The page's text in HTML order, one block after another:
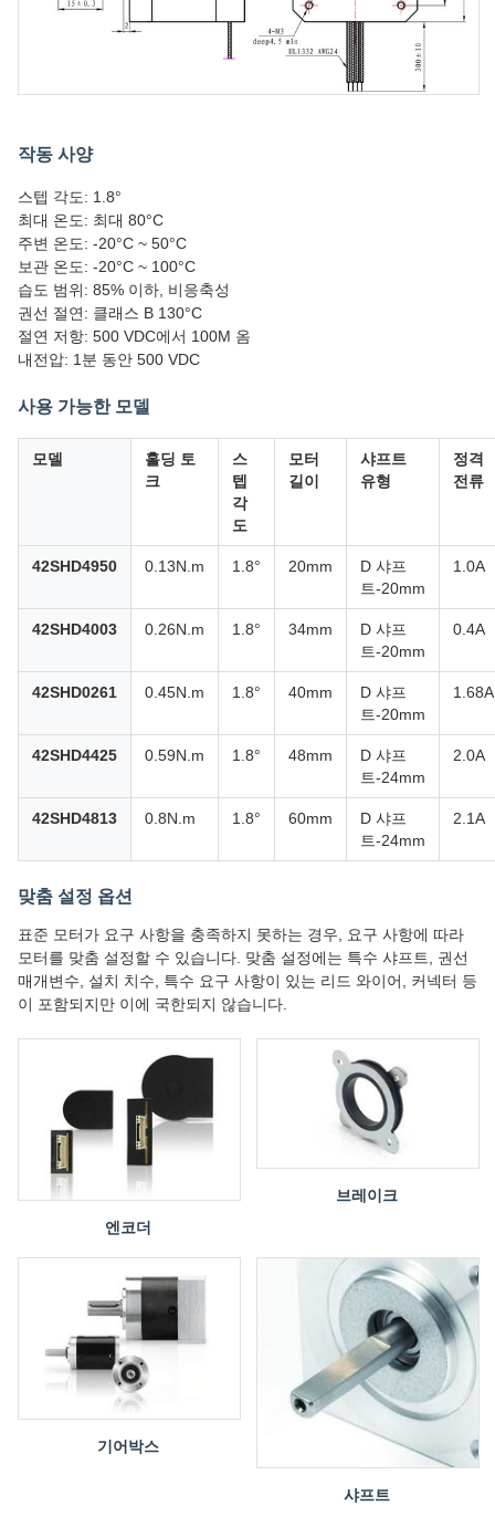
작동 사양
스텝 각도: 1.8°
최대 온도: 최대 80°C
주변 온도: -20°C ~ 50°C
보관 온도: -20°C ~ 100°C
습도 범위: 85% 이하, 비응축성
권선 절연: 클래스 B 130°C
절연 저항: 500 VDC에서 100M 옴
내전압: 1분 동안 500 VDC
사용 가능한 모델
모델
홀딩 토
크
스
텝
각
도
모터
길이
샤프트
유형
정격
전류
42SHD4950 0.13N.m 1.8° 20mm
D 샤프
트-20mm
1.0A
42SHD4003 0.26N.m 1.8° 34mm
D 샤프
트-20mm
0.4A
42SHD0261 0.45N.m 1.8° 40mm
D 샤프
트-20mm
1.68A
42SHD4425 0.59N.m 1.8° 48mm
D 샤프
트-24mm
2.0A
42SHD4813 0.8N.m 1.8° 60mm
D 샤프
트-24mm
2.1A
맞춤 설정 옵션
표준 모터가 요구 사항을 충족하지 못하는 경우, 요구 사항에 따라
모터를 맞춤 설정할 수 있습니다. 맞춤 설정에는 특수 샤프트, 권선
매개변수, 설치 치수, 특수 요구 사항이 있는 리드 와이어, 커넥터 등
이 포함되지만 이에 국한되지 않습니다.
엔코더
브레이크
기어박스
샤프트